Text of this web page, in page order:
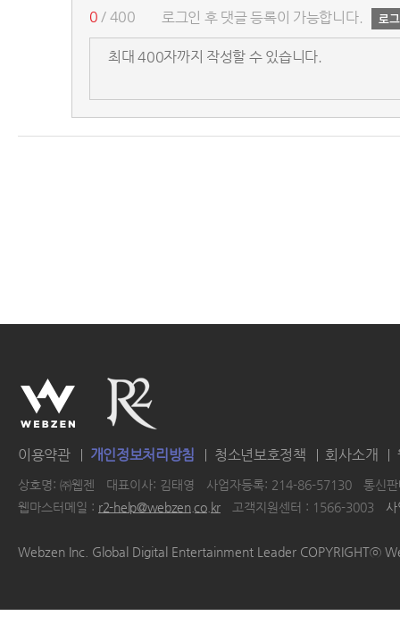
로그인 후 댓글 등록이 가능합니다.
0 / 400
이용약관 개인정보처리방침 청소년보호정책 회사소개
상호명: ㈜웹젠 대표이사: 김태영 사업자등록: 214-86-57130
통신
웹마스터메일 : r2-help@webzen.co.kr 고객지원센터 : 1566-3003
Webzen Inc. Global Digital Entertainment Leader COPYRIGHTⓒ